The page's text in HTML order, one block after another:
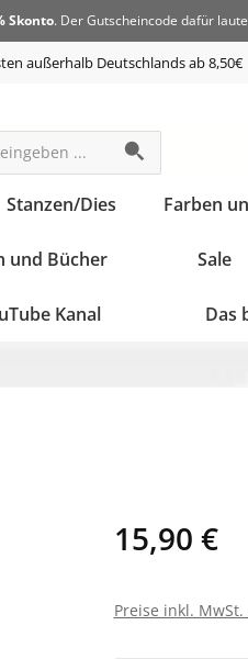
Skonto. Der Gutscheincode dafür
außerhalb Deutschlands ab 8,50€
Stanzen/Dies Farben
und Bücher Sale
Kanal Das
15,90 €
Preise inkl.